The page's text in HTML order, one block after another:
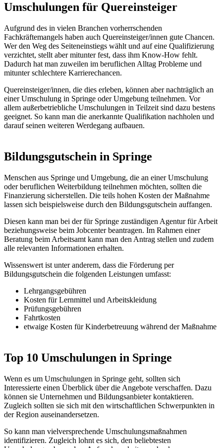
Umschulungen für Quereinsteiger
Aufgrund des in vielen Branchen vorherrschenden
Fachkräftemangels haben auch Quereinsteiger/innen gute Chancen.
Wer den Weg des Seiteneinstiegs wählt und auf eine Qualifizierung
verzichtet, stellt aber mitunter fest, dass ihm Know-How fehlt.
Dadurch hat man zuweilen im beruflichen Alltag Probleme und
mitunter schlechtere Karrierechancen.
Quereinsteiger/innen, die dies erleben, können aber nachträglich an
einer Umschulung in Springe oder Umgebung teilnehmen. Vor
allem außerbetriebliche Umschulungen in Teilzeit sind dazu bestens
geeignet. So kann man die anerkannte Qualifikation nachholen und
darauf seinen weiteren Werdegang aufbauen.
Bildungsgutschein in Springe
Menschen aus Springe und Umgebung, die an einer Umschulung
oder beruflichen Weiterbildung teilnehmen möchten, sollten die
Finanzierung sicherstellen. Die teils hohen Kosten der Maßnahme
lassen sich beispielsweise durch den Bildungsgutschein auffangen.
Diesen kann man bei der für Springe zuständigen Agentur für Arbeit
beziehungsweise beim Jobcenter beantragen. Im Rahmen einer
Beratung beim Arbeitsamt kann man den Antrag stellen und zudem
alle relevanten Informationen erhalten.
Wissenswert ist unter anderem, dass die Förderung per
Bildungsgutschein die folgenden Leistungen umfasst:
Lehrgangsgebühren
Kosten für Lernmittel und Arbeitskleidung
Prüfungsgebühren
Fahrtkosten
etwaige Kosten für Kinderbetreuung während der Maßnahme
Top 10 Umschulungen in Springe
Wenn es um Umschulungen in Springe geht, sollten sich
Interessierte einen Überblick über die Angebote verschaffen. Dazu
können sie Unternehmen und Bildungsanbieter kontaktieren.
Zugleich sollten sie sich mit den wirtschaftlichen Schwerpunkten in
der Region auseinandersetzen.
So kann man vielversprechende Umschulungsmaßnahmen
identifizieren. Zugleich lohnt es sich, den beliebtesten